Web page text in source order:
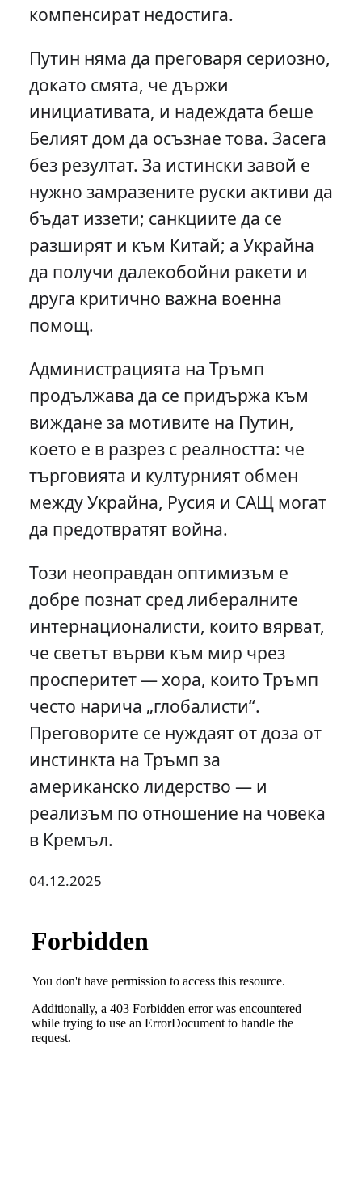
компенсират недостига.
Путин няма да преговаря сериозно,
докато смята, че държи
инициативата, и надеждата беше
Белият дом да осъзнае това. Засега
без резултат. За истински завой е
нужно замразените руски активи да
бъдат иззети; санкциите да се
разширят и към Китай; а Украйна
да получи далекобойни ракети и
друга критично важна военна
помощ.
Администрацията на Тръмп
продължава да се придържа към
виждане за мотивите на Путин,
което е в разрез с реалността: че
търговията и културният обмен
между Украйна, Русия и САЩ могат
да предотвратят война.
Този неоправдан оптимизъм е
добре познат сред либералните
интернационалисти, които вярват,
че светът върви към мир чрез
просперитет — хора, които Тръмп
често нарича „глобалисти“.
Преговорите се нуждаят от доза от
инстинкта на Тръмп за
американско лидерство — и
реализъм по отношение на човека
в Кремъл.
04.12.2025